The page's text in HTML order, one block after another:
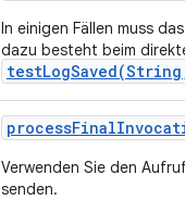
In einigen Fällen muss
dazu besteht beim
processFinal
Verwenden Sie den
senden.